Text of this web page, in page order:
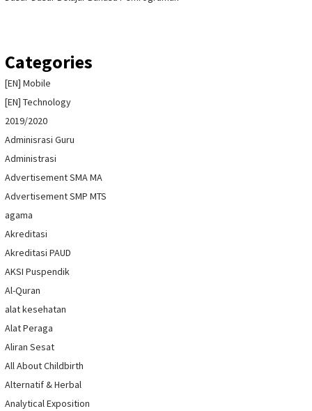
Categories
[EN] Mobile
[EN] Technology
2019/2020
Adminisrasi Guru
Administrasi
Advertisement SMA MA
Advertisement SMP MTS
agama
Akreditasi
Akreditasi PAUD
AKSI Puspendik
Al-Quran
alat kesehatan
Alat Peraga
Aliran Sesat
All About Childbirth
Alternatif & Herbal
Analytical Exposition